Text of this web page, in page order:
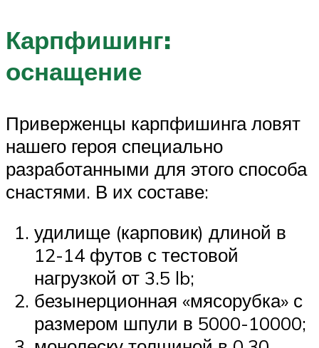
Карпфишинг:
оснащение
Приверженцы карпфишинга ловят
нашего героя специально
разработанными для этого способа
снастями. В их составе:
удилище (карповик) длиной в
12-14 футов с тестовой
нагрузкой от 3.5 lb;
безынерционная «мясорубка» с
размером шпули в 5000-10000;